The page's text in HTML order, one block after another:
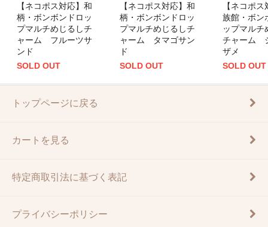
【ネコポス対応】和
柄・ボンボンドロッ
プマルチめじるしチ
ャーム フルーツサ
ンド
SOLD OUT
【ネコポス対応】和
柄・ボンボンドロッ
プマルチめじるしチ
ャーム タマゴサン
ド
SOLD OUT
【ネコポ
族館・ボン
ップマルチ
チャーム
ザメ
SOLD OUT
トップページに戻る
カートを見る
特定商取引法に基づく表記
プライバシーポリシー